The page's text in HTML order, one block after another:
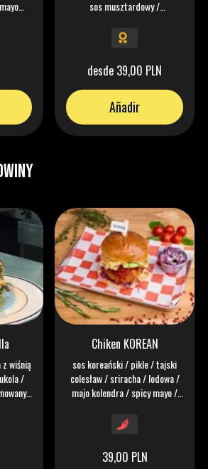
/
sos musztardowy /
chipotle
desde 39,00 PLN
Añadir
wiśnią
/
/
Chiken KOREAN
sos koreański / pikle / tajski
colesław / sriracha / lodowa /
majo kolendra / spicy mayo /
39,00 PLN